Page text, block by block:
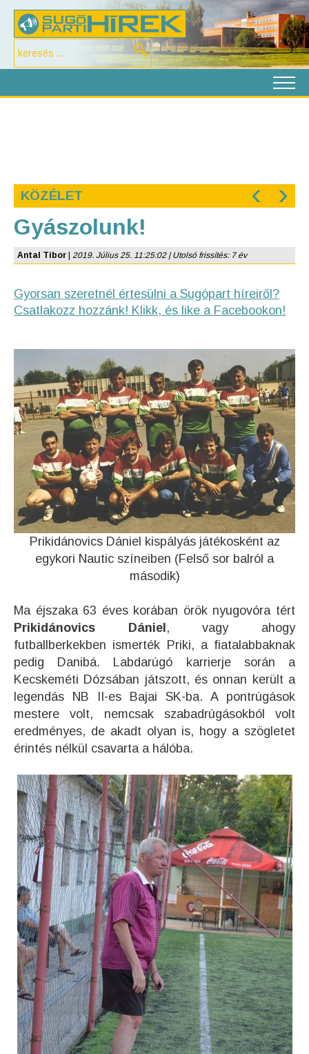
KÖZÉLET ‹ ›
Gyászolunk!
Antal Tibor 2019. Július 25. 11:25:02 | Utolsó frissítés: 7 év
Gyorsan szeretnél értesülni a Sugópart híreiről?
Csatlakozz hozzánk! Klikk, és like a Facebookon!
Prikidánovics Dániel kispályás játékosként az
egykori Nautic színeiben (Felső sor balról a
második)
Ma éjszaka 63 éves korában örök nyugovóra tért
Prikidánovics Dániel , vagy ahogy
futballberkekben ismerték Priki, a fiatalabbaknak
pedig Danibá. Labdarúgó karrierje során a
Kecskeméti Dózsában játszott, és onnan került a
legendás NB II-es Bajai SK-ba. A pontrúgások
mestere volt, nemcsak szabadrúgásokból volt
eredményes, de akadt olyan is, hogy a szögletet
érintés nélkül csavarta a hálóba.